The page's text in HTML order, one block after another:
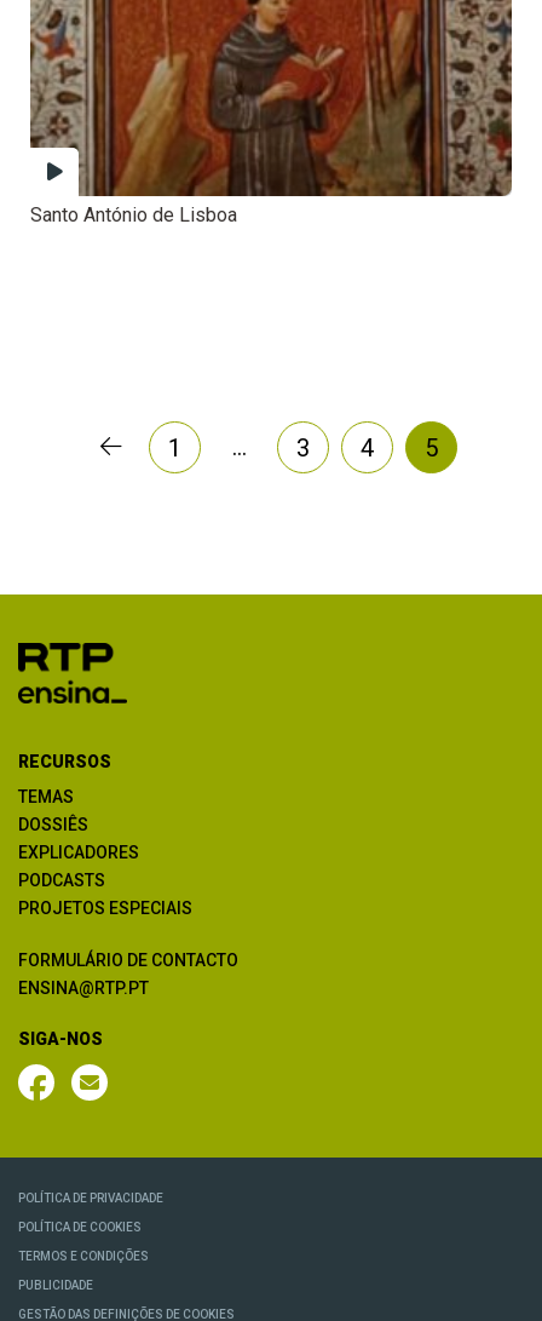
Santo António de Lisboa
1 … 3 4 5
RECURSOS
TEMAS
DOSSIÊS
EXPLICADORES
PODCASTS
PROJETOS ESPECIAIS
FORMULÁRIO DE CONTACTO
ENSINA@RTP.PT
SIGA-NOS
POLÍTICA DE PRIVACIDADE
POLÍTICA DE COOKIES
TERMOS E CONDIÇÕES
PUBLICIDADE
GESTÃO DAS DEFINIÇÕES DE COOKIES